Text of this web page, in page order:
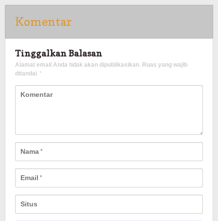
Komentar
Tinggalkan Balasan
Alamat email Anda tidak akan dipublikasikan. Ruas yang wajib
ditandai *